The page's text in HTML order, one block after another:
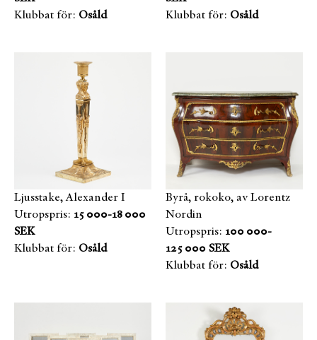
Klubbat för: Osåld
Klubbat för: Osåld
Ljusstake, Alexander I
Utropspris: 15 000-18 000
SEK
Klubbat för: Osåld
Byrå, rokoko, av Lorentz
Nordin
Utropspris: 100 000-
125 000 SEK
Klubbat för: Osåld